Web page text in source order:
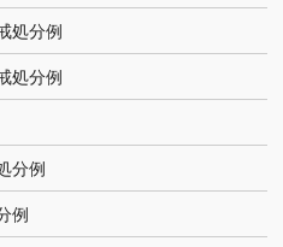
処分例
処分例
分例
例